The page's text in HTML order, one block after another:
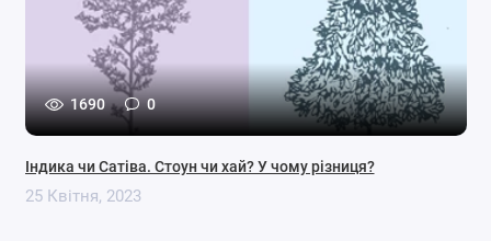
1690 0
Індика чи Сатіва. Стоун чи хай? У чому різниця?
25 Квітня, 2023